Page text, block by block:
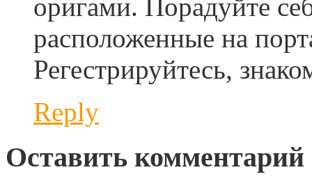
оригами. Порадуйте
расположенные на
Регестрируйтесь,
Reply
Оставить комментарий